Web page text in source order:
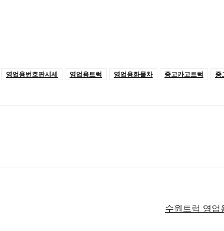
영업용번호판시세 영업용트럭 영업용화물차 중고카고트럭 중
수원트럭 영업